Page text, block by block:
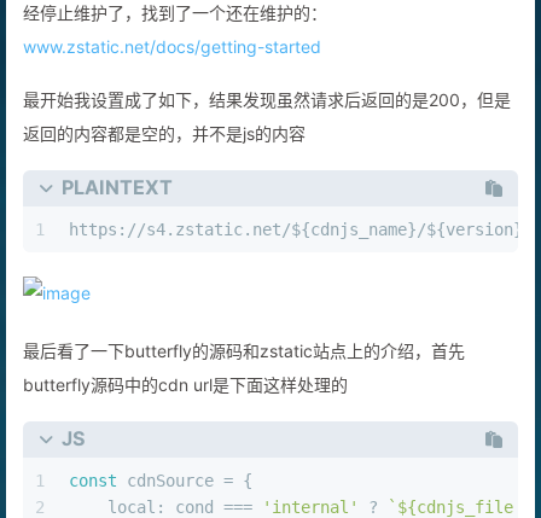
经停止维护了，找到了一个还在维护的：
www.zstatic.net/docs/getting-started
最开始我设置成了如下，结果发现虽然请求后返回的是200，但是
返回的内容都是空的，并不是js的内容
PLAINTEXT
1 https://s4.zstatic.net/${cdnjs_name}/${version}/
最后看了一下butterfly的源码和zstatic站点上的介绍，首先
butterfly源码中的cdn url是下面这样处理的
JS
1
2
const cdnSource = {
local : cond === 'internal' ? ` ${cdnjs_file +